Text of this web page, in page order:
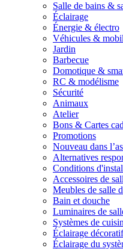
Salle de bains &
Éclairage
Énergie & électro
Véhicules &
Jardin
Barbecue
Domotique &
RC & modélisme
Sécurité
Animaux
Atelier
Bons & Cartes
Promotions
Nouveau dans
Alternatives
Conditions
Accessoires de
Meubles de salle
Bain et douche
Luminaires de
Systèmes de
Éclairage décoratif
Éclairage du